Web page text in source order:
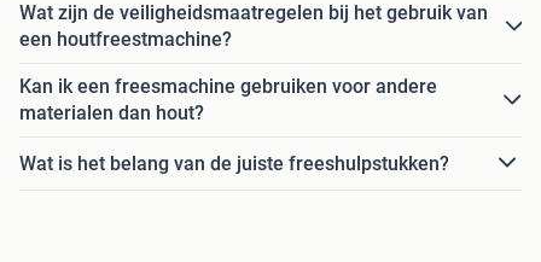
Wat zijn de veiligheidsmaatregelen bij het gebruik van
een houtfreestmachine?
Kan ik een freesmachine gebruiken voor andere
materialen dan hout?
Wat is het belang van de juiste freeshulpstukken?